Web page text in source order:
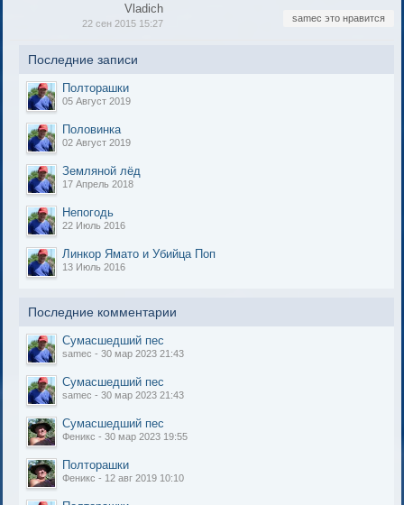
Vladich
22 сен 2015 15:27 samec это нравится
Последние записи
Полторашки
05 Август 2019
Половинка
02 Август 2019
Земляной лёд
17 Апрель 2018
Непогодь
22 Июль 2016
Линкор Ямато и Убийца Поп
13 Июль 2016
Последние комментарии
Cумасшедший пес
samec - 30 мар 2023 21:43
Cумасшедший пес
samec - 30 мар 2023 21:43
Cумасшедший пес
Феникс - 30 мар 2023 19:55
Полторашки
Феникс - 12 авг 2019 10:10